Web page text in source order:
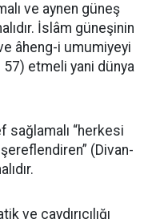
ve aynen güneş
İslâm güneşinin
âheng-i umumiyeyi
57) etmeli yani dünya
sağlamalı “herkesi
(Divan-
ve caydırıcılığı